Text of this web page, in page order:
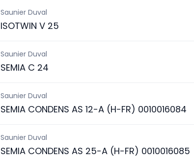
Saunier Duval
ISOTWIN V 25
Saunier Duval
SEMIA C 24
Saunier Duval
SEMIA CONDENS AS 12-A (H-FR) 0010016084
Saunier Duval
SEMIA CONDENS AS 25-A (H-FR) 0010016085